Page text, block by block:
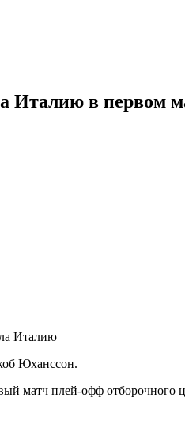
Италию в первом
Италию
Юханссон.
матч плей-офф